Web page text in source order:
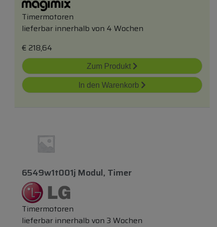
Timermotoren
lieferbar innerhalb von 4 Wochen
€ 218,64
Zum Produkt
In den Warenkorb
6549w1t001j Modul, Timer
Timermotoren
lieferbar innerhalb von 3 Wochen